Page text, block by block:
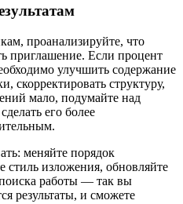
проанализируйте, что
приглашение. Если процент
улучшить содержание
скорректировать структуру,
мало, подумайте над
его более
меняйте порядок
изложения, обновляйте
работы — так вы
результаты, и сможете